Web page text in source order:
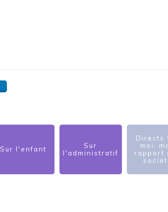
Sur l'enfant
Sur
l'administratif
Directs
moi,
rapport